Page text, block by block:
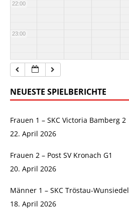
22:00
23:00
NEUESTE SPIELBERICHTE
Frauen 1 – SKC Victoria Bamberg 2
22. April 2026
Frauen 2 – Post SV Kronach G1
20. April 2026
Männer 1 – SKC Tröstau-Wunsiedel
18. April 2026